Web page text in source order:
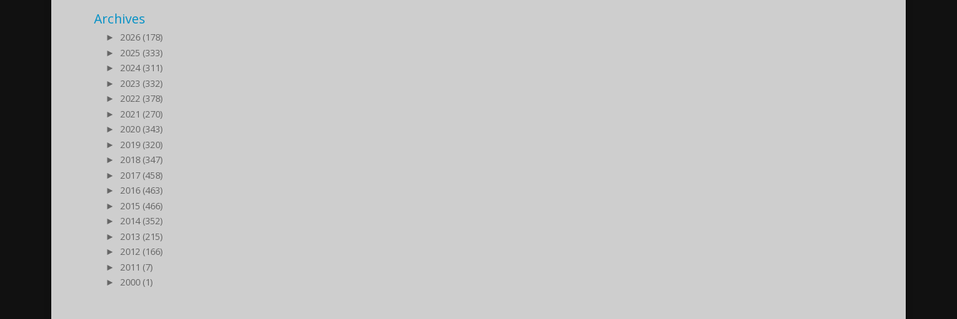
Archives
►
2026 (178)
►
2025 (333)
►
2024 (311)
►
2023 (332)
►
2022 (378)
►
2021 (270)
►
2020 (343)
►
2019 (320)
►
2018 (347)
►
2017 (458)
►
2016 (463)
►
2015 (466)
►
2014 (352)
►
2013 (215)
►
2012 (166)
►
2011 (7)
►
2000 (1)